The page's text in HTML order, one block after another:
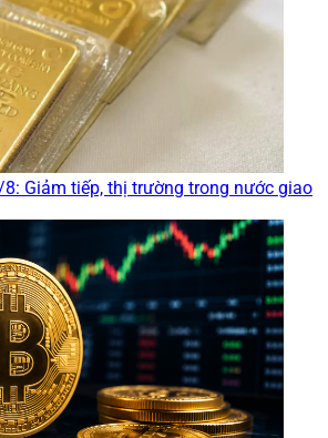
Giảm tiếp, thị trường trong nước giao